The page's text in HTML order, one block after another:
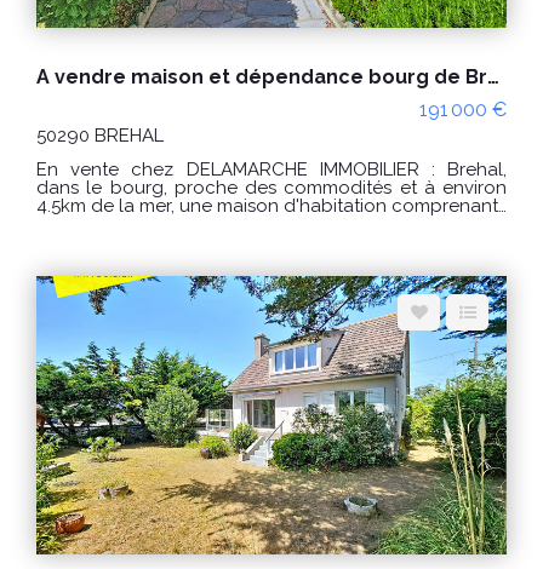
A vendre maison et dépendance bourg de Brehal 3 pièces
191 000 €
50290 BREHAL
En vente chez DELAMARCHE IMMOBILIER : Brehal,
dans le bourg, proche des commodités et à environ
4.5km de la mer, une maison d'habitation comprenant :
Grenier au dessus, Petit garage et dépendance
d'environ 20.50m² avec grenier au dessus. Le tout sur
un terrain d'environ 346m² PRIX : 191000 € Honoraires
à la charge du vendeur. Classe énergie : D (245)
Classe climat : B (7) Montant estimé des dépenses
annuelles d'énergie pour un usage standard : entre
1070 € et 1510 € / an. Prix moyens des énergies
indexés sur les années 2021, 2022, 2023 (abonnements
compris) conformément à l'arrêté du 31 mars 2021 en
vigueur lors de l'établissement du DPE "Les
informations sur les risques auxquels ce bien est
exposé sont disponibles sur le site Géorisques :
www.georisques.gouv.fr" POUR VISITER : DELAMARCHE
IMMOBILIER, Florian GINARD 07.86.27.44.34